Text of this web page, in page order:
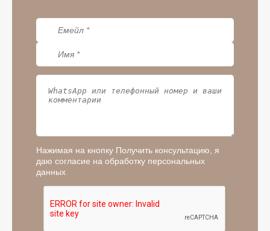
Нажимая на кнопку Получить консультацию, я
даю согласие на обработку персональных
данных